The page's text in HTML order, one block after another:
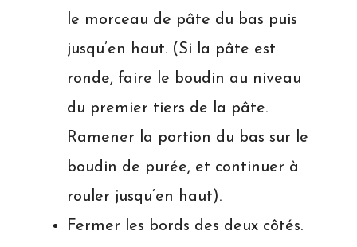
le morceau de pâte du bas puis
jusqu’en haut. (Si la pâte est
ronde, faire le boudin au niveau
du premier tiers de la pâte.
Ramener la portion du bas sur le
boudin de purée, et continuer à
rouler jusqu’en haut).
Fermer les bords des deux côtés.